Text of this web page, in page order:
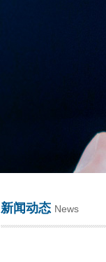
新闻动态 News